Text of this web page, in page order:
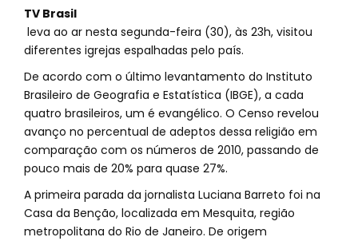
TV Brasil
leva ao ar nesta segunda-feira (30), às 23h, visitou
diferentes igrejas espalhadas pelo país.
De acordo com o último levantamento do Instituto
Brasileiro de Geografia e Estatística (IBGE), a cada
quatro brasileiros, um é evangélico. O Censo revelou
avanço no percentual de adeptos dessa religião em
comparação com os números de 2010, passando de
pouco mais de 20% para quase 27%.
A primeira parada da jornalista Luciana Barreto foi na
Casa da Benção, localizada em Mesquita, região
metropolitana do Rio de Janeiro. De origem